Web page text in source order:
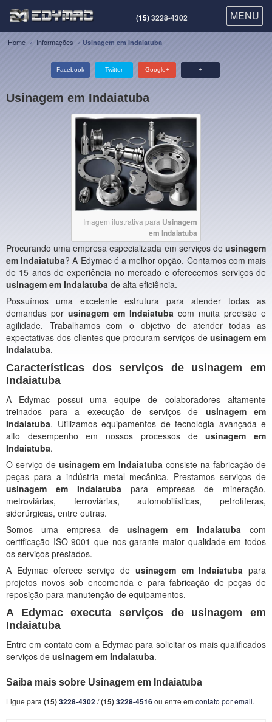
MENU
MENU
(15)3228-4302
Home » Informações » Usinagem em Indaiatuba
Facebook Twitter Google+ +
Usinagem em Indaiatuba
Imagem ilustrativa para Usinagem
em Indaiatuba
Procurando uma empresa especializada em serviços de usinagem
em Indaiatuba? A Edymac é a melhor opção. Contamos com mais
de 15 anos de experiência no mercado e oferecemos serviços de
usinagem em Indaiatuba de alta eficiência.
Possuímos uma excelente estrutura para atender todas as
demandas por usinagem em Indaiatuba com muita precisão e
agilidade. Trabalhamos com o objetivo de atender todas as
expectativas dos clientes que procuram serviços deusinagem em
Indaiatuba.
Características dos serviços de usinagem em
Indaiatuba
A Edymac possui uma equipe de colaboradores altamente
treinados para a execução de serviços de usinagem em
Indaiatuba. Utilizamos equipamentos de tecnologia avançada e
alto desempenho em nossos processos deusinagem em
Indaiatuba.
O serviço deusinagem em Indaiatubaconsiste na fabricação de
peças para a indústria metal mecânica. Prestamos serviços de
usinagem em Indaiatubapara empresas de mineração,
metroviárias, ferroviárias, automobilísticas, petrolíferas,
siderúrgicas, entre outras.
Somos uma empresa deusinagem em Indaiatuba com
certificação ISO 9001 que nos garante maior qualidade em todos
os serviços prestados.
A Edymac oferece serviço de usinagem em Indaiatuba para
projetos novos sob encomenda e para fabricação de peças de
reposição para manutenção de equipamentos.
A Edymac executa serviços de usinagem em
Indaiatuba
Entre em contato com a Edymac para solicitar os mais qualificados
serviços de usinagem em Indaiatuba.
Saiba mais sobre Usinagem em Indaiatuba
Ligue para (15)3228-4302/(15)3228-4516ou entre em contato por email.